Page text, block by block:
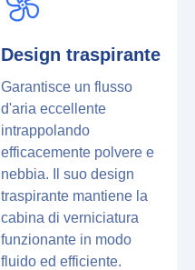
Design traspirante
Garantisce un flusso
d'aria eccellente
intrappolando
efficacemente polvere e
nebbia. Il suo design
traspirante mantiene la
cabina di verniciatura
funzionante in modo
fluido ed efficiente.